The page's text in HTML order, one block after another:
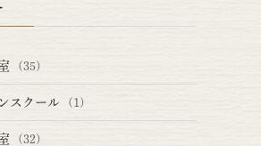
(35)
スクール (1)
(32)